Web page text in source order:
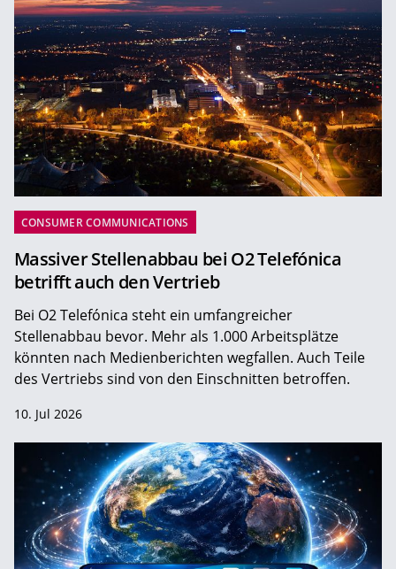
CONSUMER COMMUNICATIONS
Massiver Stellenabbau bei O2 Telefónica
betrifft auch den Vertrieb
Bei O2 Telefónica steht ein umfangreicher
Stellenabbau bevor. Mehr als 1.000 Arbeitsplätze
könnten nach Medienberichten wegfallen. Auch Teile
des Vertriebs sind von den Einschnitten betroffen.
10. Jul 2026